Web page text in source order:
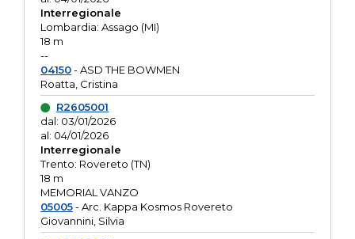
Interregionale
Lombardia: Assago (MI)
18 m
--
04150- ASD THE BOWMEN
Roatta, Cristina
R2605001
dal: 03/01/2026
al: 04/01/2026
Interregionale
Trento: Rovereto (TN)
18 m
MEMORIAL VANZO
05005- Arc. Kappa Kosmos Rovereto
Giovannini, Silvia